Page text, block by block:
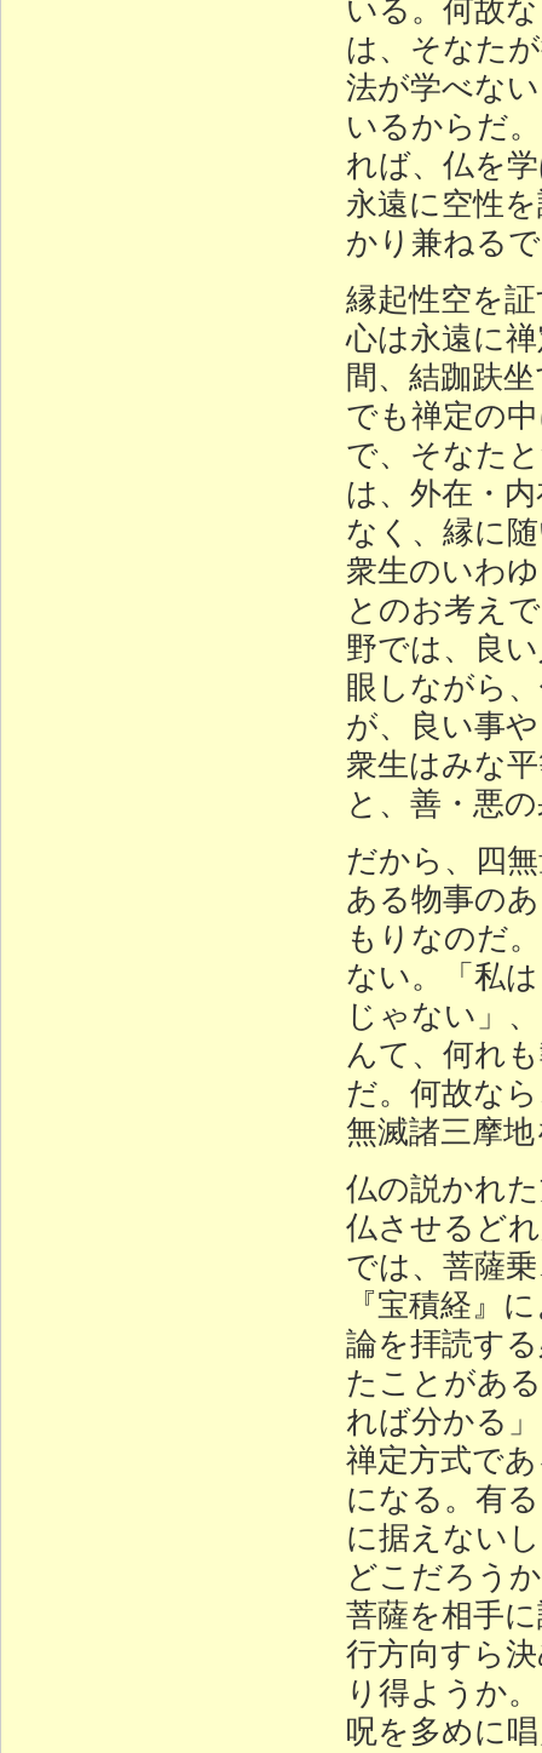
は、そなた
法が学べな
いるからだ
れば、仏を
永遠に空性
かり兼ねる
縁起性空を
心は永遠に
間、結跏趺
でも禅定の
で、そなた
は、外在・
なく、縁に
衆生のいわ
とのお考え
野では、良
眼しながら
が、良い事
衆生はみな
と、善・悪
だから、四
ある物事の
もりなのだ
ない。「私
じゃない」
んて、何れ
だ。何故な
無滅諸三摩
仏の説かれ
仏させるど
では、菩薩
『宝積経』
論を拝読す
たことがあ
れば分かる
禅定方式で
になる。有
に据えない
どこだろう
菩薩を相手
行方向すら
り得ようか
呪を多めに